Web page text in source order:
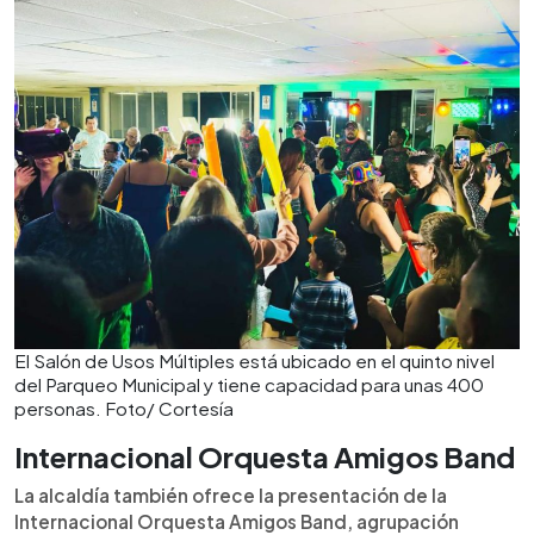
El Salón de Usos Múltiples está ubicado en el quinto nivel
del Parqueo Municipal y tiene capacidad para unas 400
personas. Foto/ Cortesía
Internacional Orquesta Amigos Band
La alcaldía también ofrece la presentación de la
Internacional Orquesta Amigos Band, agrupación